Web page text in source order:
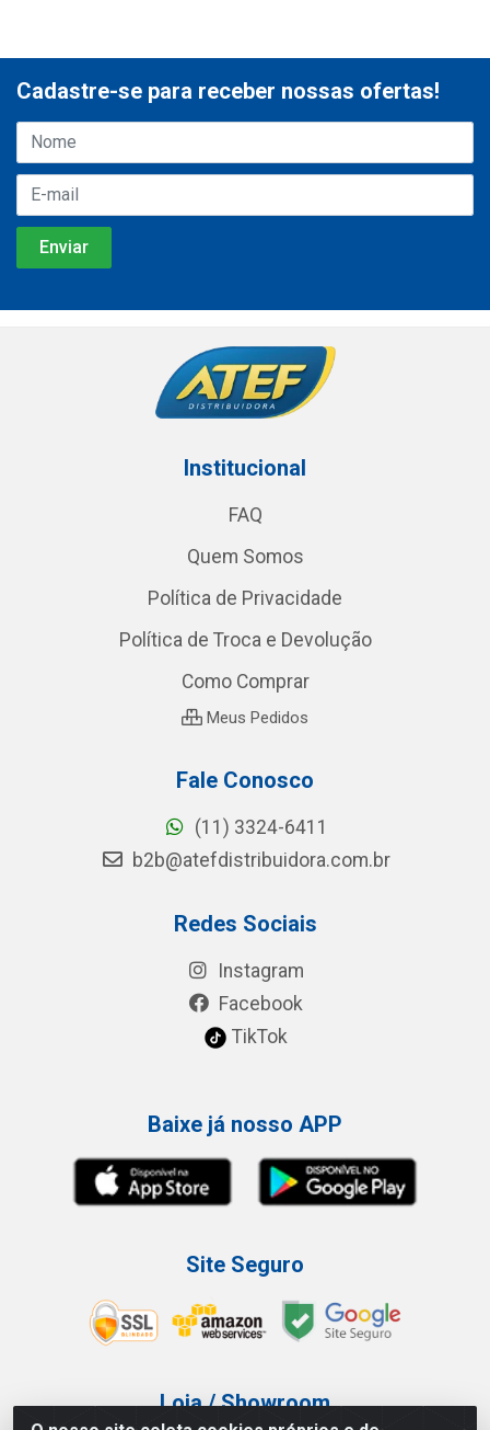
Cadastre-se para receber nossas ofertas!
Institucional
FAQ
Quem Somos
Política de Privacidade
Política de Troca e Devolução
Como Comprar
Meus Pedidos
Fale Conosco
(11) 3324-6411
b2b@atefdistribuidora.com.br
Redes Sociais
Instagram
Facebook
TikTok
Baixe já nosso APP
Site Seguro
Loja / Showroom